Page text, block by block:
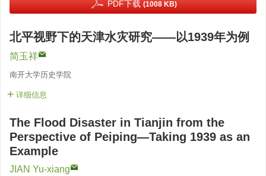
PDF下载 (1008 KB)
北平视野下的天津水灾研究——以1939年为例
简玉祥
南开大学历史学院
详细信息
The Flood Disaster in Tianjin from the
Perspective of Peiping—Taking 1939 as an
Example
JIAN Yu-xiang